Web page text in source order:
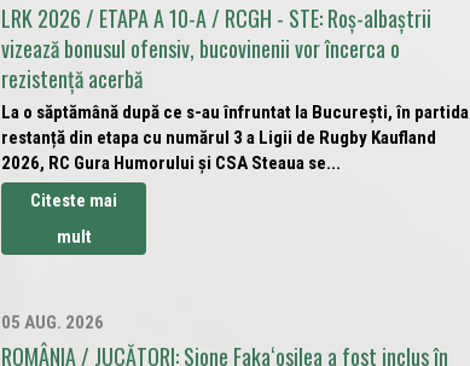
LRK 2026 / ETAPA A 10-A / RCGH - STE: Roș-albaștrii
vizează bonusul ofensiv, bucovinenii vor încerca o
rezistență acerbă
La o săptămână după ce s-au înfruntat la București, în partida
restanță din etapa cu numărul 3 a Ligii de Rugby Kaufland
2026, RC Gura Humorului și CSA Steaua se...
Citeste mai
mult
05 AUG. 2026
ROMÂNIA / JUCĂTORI: Sione Fakaʻosilea a fost inclus în